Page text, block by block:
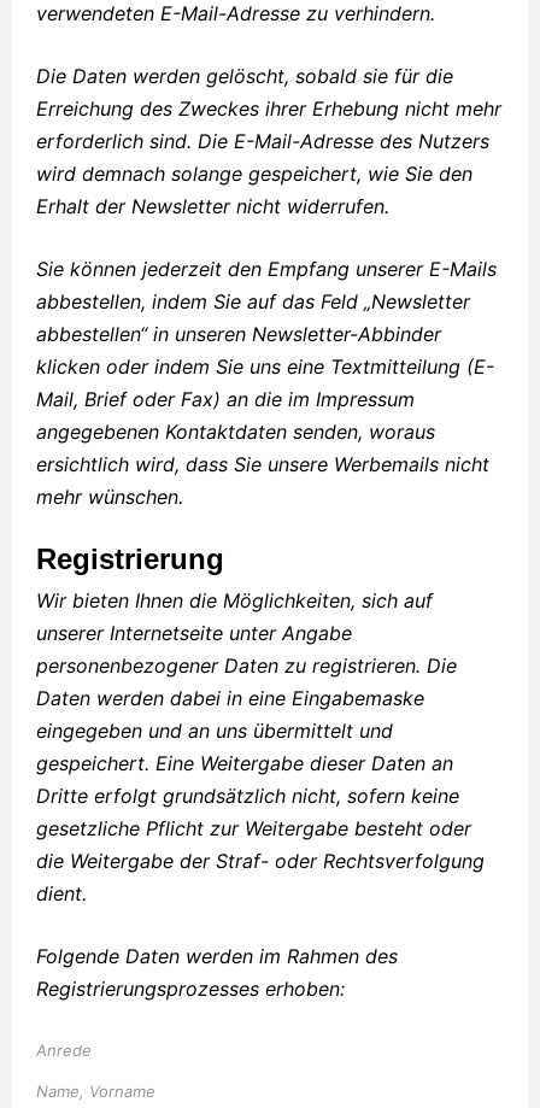
verwendeten E-Mail-Adresse zu verhindern.
Die Daten werden gelöscht, sobald sie für die
Erreichung des Zweckes ihrer Erhebung nicht mehr
erforderlich sind. Die E-Mail-Adresse des Nutzers
wird demnach solange gespeichert, wie Sie den
Erhalt der Newsletter nicht widerrufen.
Sie können jederzeit den Empfang unserer E-Mails
abbestellen, indem Sie auf das Feld „Newsletter
abbestellen“ in unseren Newsletter-Abbinder
klicken oder indem Sie uns eine Textmitteilung (E-
Mail, Brief oder Fax) an die im Impressum
angegebenen Kontaktdaten senden, woraus
ersichtlich wird, dass Sie unsere Werbemails nicht
mehr wünschen.
Registrierung
Wir bieten Ihnen die Möglichkeiten, sich auf
unserer Internetseite unter Angabe
personenbezogener Daten zu registrieren. Die
Daten werden dabei in eine Eingabemaske
eingegeben und an uns übermittelt und
gespeichert. Eine Weitergabe dieser Daten an
Dritte erfolgt grundsätzlich nicht, sofern keine
gesetzliche Pflicht zur Weitergabe besteht oder
die Weitergabe der Straf- oder Rechtsverfolgung
dient.
Folgende Daten werden im Rahmen des
Registrierungsprozesses erhoben:
Anrede
Name, Vorname